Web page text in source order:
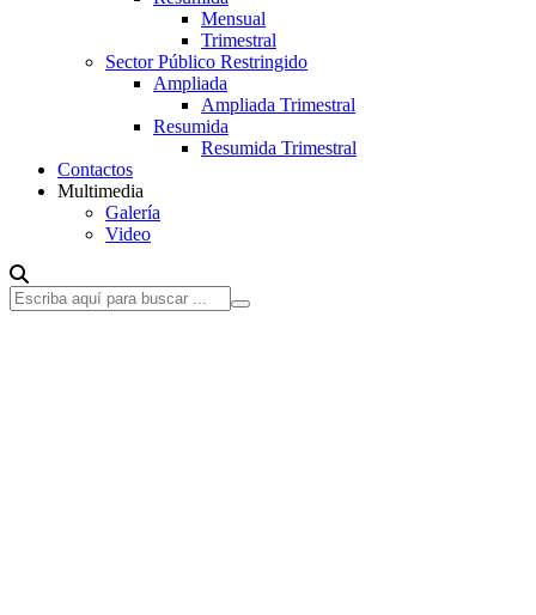
Mensual
Trimestral
Sector Público Restringido
Ampliada
Ampliada Trimestral
Resumida
Resumida Trimestral
Contactos
Multimedia
Galería
Video